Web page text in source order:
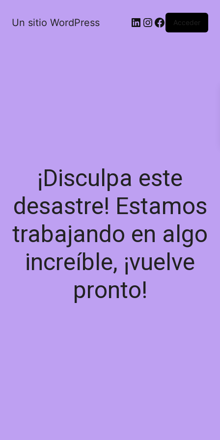
Un sitio WordPress LinkedIn
Instagram
Facebook
Acceder
¡Disculpa este
desastre! Estamos
trabajando en algo
increíble, ¡vuelve
pronto!